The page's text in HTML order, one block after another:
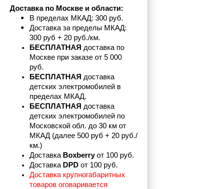
Доставка по Москве и области:
В пределах МКАД: 300 руб.
Доставка за пределы МКАД:
300 руб + 20 руб./км.
БЕСПЛАТНАЯ доставка по
Москве при заказе от 5 000
руб.
БЕСПЛАТНАЯ доставка
детских электромобилей в
пределах МКАД.
БЕСПЛАТНАЯ доставка
детских электромобилей по
Московской обл. до 30 км от
МКАД (далее 500 руб + 20 руб./
км.)
Доставка Boxberry от 100 руб.
Доставка DPD от 100 руб.
Доставка крупногабаритных
товаров оговаривается